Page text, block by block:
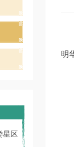
星区
明